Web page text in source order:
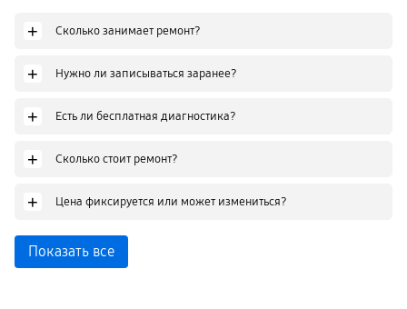
+ Сколько занимает ремонт?
+ Нужно ли записываться заранее?
+ Есть ли бесплатная диагностика?
+ Сколько стоит ремонт?
+ Цена фиксируется или может измениться?
Показать все